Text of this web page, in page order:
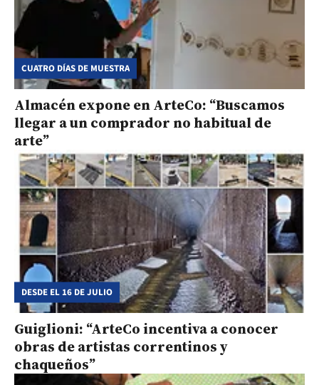
CUATRO DÍAS DE MUESTRA
Almacén expone en ArteCo: “Buscamos
llegar a un comprador no habitual de
arte”
DESDE EL 16 DE JULIO
Guiglioni: “ArteCo incentiva a conocer
obras de artistas correntinos y
chaqueños”